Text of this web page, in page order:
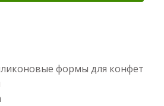
формы для конфет